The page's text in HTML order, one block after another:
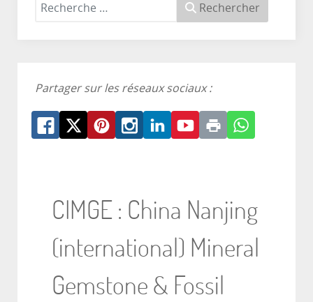
Rechercher
Partager sur les réseaux sociaux :
CIMGE : China Nanjing
(international) Mineral
Gemstone & Fossil